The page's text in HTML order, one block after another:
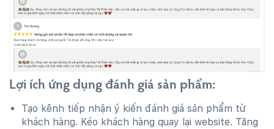
Lợi ích ứng dụng đánh giá sản phẩm:
Tạo kênh tiếp nhận ý kiến đánh giá sản phẩm từ
khách hàng. Kéo khách hàng quay lại website. Tăng